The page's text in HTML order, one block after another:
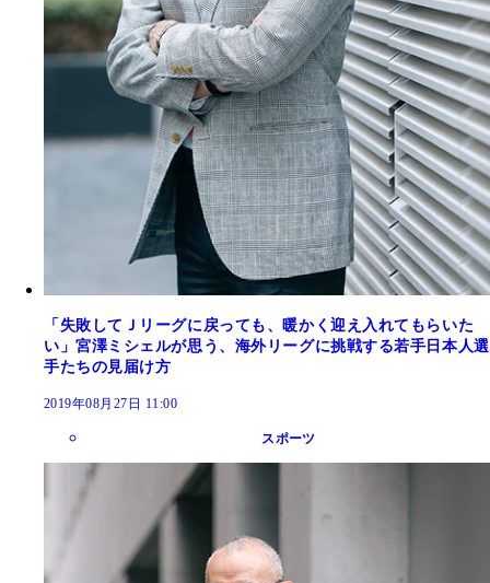
「失敗してＪリーグに戻っても、暖かく迎え入れてもらいた
い」宮澤ミシェルが思う、海外リーグに挑戦する若手日本人選
手たちの見届け方
2019年08月27日 11:00
スポーツ